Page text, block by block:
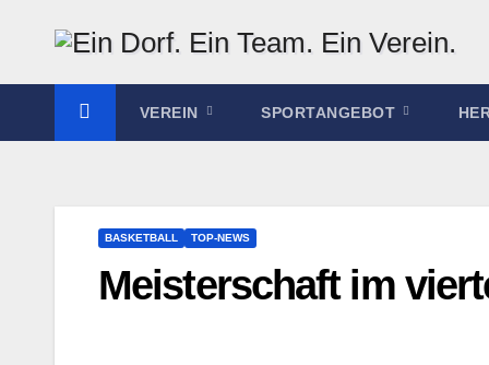
springen
VEREIN SPORTANGEBOT
BASKETBALL TOP-NEWS
Meisterschaft im